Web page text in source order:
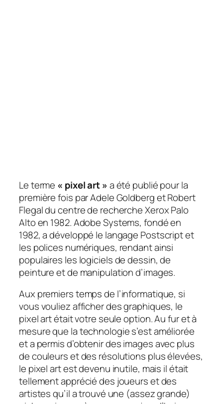
Le terme « pixel art » a été publié pour la
première fois par Adele Goldberg et Robert
Flegal du centre de recherche Xerox Palo
Alto en 1982. Adobe Systems, fondé en
1982, a développé le langage Postscript et
les polices numériques, rendant ainsi
populaires les logiciels de dessin, de
peinture et de manipulation d’images.
Aux premiers temps de l’informatique, si
vous vouliez afficher des graphiques, le
pixel art était votre seule option. Au fur et à
mesure que la technologie s’est améliorée
et a permis d’obtenir des images avec plus
de couleurs et des résolutions plus élevées,
le pixel art est devenu inutile, mais il était
tellement apprécié des joueurs et des
artistes qu’il a trouvé une (assez grande)